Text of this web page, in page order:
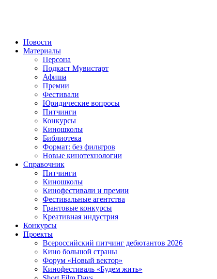
Новости
Материалы
Персона
Подкаст Мувистарт
Афиша
Премии
Фестивали
Юридические вопросы
Питчинги
Конкурсы
Киношколы
Библиотека
Формат: без фильтров
Новые кинотехнологии
Справочник
Питчинги
Киношколы
Кинофестивали и премии
Фестивальные агентства
Грантовые конкурсы
Креативная индустрия
Конкурсы
Проекты
Всероссийский питчинг дебютантов 2026
Кино большой страны
Форум «Новый вектор»
Кинофестиваль «Будем жить»